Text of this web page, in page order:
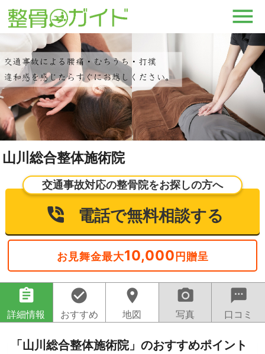
山川総合整体施術院
交通事故対応の整骨院をお探しの方へ
電話で無料相談する
お見舞金最大10,000 円贈呈
assignment
詳細情報
check_circle
おすすめ
location_on
地図
camera_alt
写真
sms
口コミ
「山川総合整体施術院」のおすすめポイント